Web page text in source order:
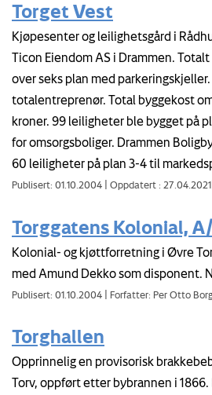
Torget Vest
Kjøpesenter og leilighetsgård i
Ticon Eiendom AS i Drammen.
over seks plan med parkeringskjeller.
totalentreprenør. Total byggekost
kroner. 99 leiligheter ble bygget på
for omsorgsboliger. Drammen
60 leiligheter på plan 3-4 til
Publisert: 01.10.2004 Oppdatert : 27.04.2021
Torggatens Kolonial,
Kolonial- og kjøttforretning i Øvre
med Amund Dekko som disponent.
Publisert: 01.10.2004 Forfatter: Per Otto
Torghallen
Opprinnelig en provisorisk
Torv, oppført etter bybrannen i